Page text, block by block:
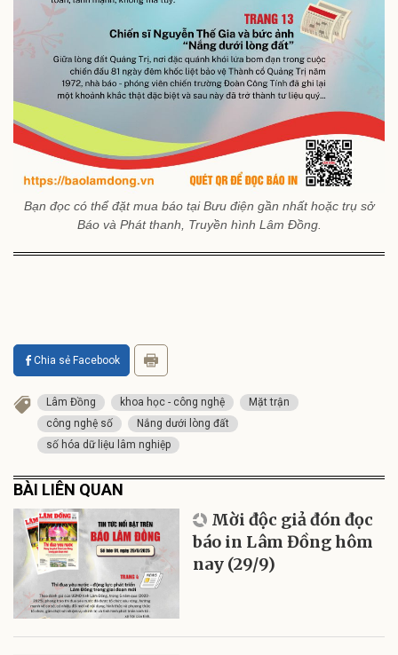
Bạn đọc có thể đặt mua báo tại Bưu điện gần nhất hoặc trụ sở
Báo và Phát thanh, Truyền hình Lâm Đồng.
Chia sẻ Facebook
Lâm Đồng khoa học - công nghệ
Mặt trận
công nghệ số
Nắng dưới lòng đất
số hóa dữ liệu lâm nghiệp
BÀI LIÊN QUAN
Mời độc giả đón đọc
báo in Lâm Đồng hôm
nay (29/9)